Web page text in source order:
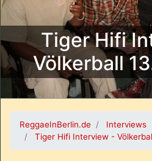
Tiger Hifi
Völkerball
ReggaeInBerlin.de
Interviews
Tiger Hifi Interview -